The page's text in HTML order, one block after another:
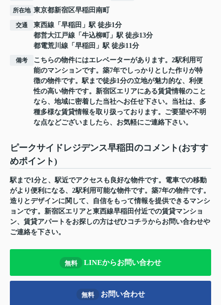
所在地 東京都新宿区早稲田南町
交通 東西線 「 早稲田 」駅 徒歩1分
都営大江戸線 「 牛込柳町
」駅 徒歩13分
都電荒川線 「 早稲田 」駅 徒歩11分
備考
こちらの物件にはエレベーターがあります。2駅利用可
能のマンションです。築7年でしっかりとした作りが特
徴の物件です。駅まで徒歩1分の立地が魅力的な、利便
性の高い物件です。新宿区エリアにある賃貸情報のこと
なら、地域に密着した当社へお任せ下さい。当社は、多
種多様な賃貸情報を取り扱っております。ご要望や不明
な点などございましたら、お気軽にご連絡下さい。
ピークサイドレジデンス早稲田のコメント(おすす
めポイント)
駅まで1分と、駅近でアクセスも良好な物件です。電車での移動
がより便利になる、2駅利用可能な物件です。築7年の物件です。
造りとデザインに関して、自信をもって情報を提供できるマンシ
ョンです。新宿区エリアと東西線早稲田付近での賃貸マンショ
ン、賃貸アパートをお探しの方はぜひコチラからお問い合わせや
ご連絡を下さい。
無料 LINEからお問い合わせ
無料 お問い合わせ